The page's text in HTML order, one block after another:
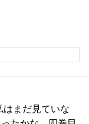
まだ見ていな